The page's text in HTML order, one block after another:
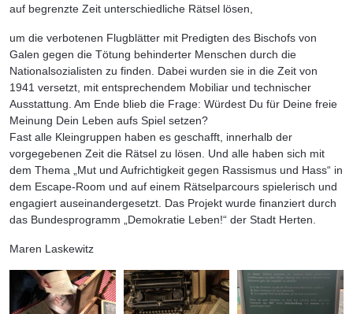
auf begrenzte Zeit unterschiedliche Rätsel lösen,
um die verbotenen Flugblätter mit Predigten des Bischofs von
Galen gegen die Tötung behinderter Menschen durch die
Nationalsozialisten zu finden. Dabei wurden sie in die Zeit von
1941 versetzt, mit entsprechendem Mobiliar und technischer
Ausstattung. Am Ende blieb die Frage: Würdest Du für Deine freie
Meinung Dein Leben aufs Spiel setzen?
Fast alle Kleingruppen haben es geschafft, innerhalb der
vorgegebenen Zeit die Rätsel zu lösen. Und alle haben sich mit
dem Thema „Mut und Aufrichtigkeit gegen Rassismus und Hass“ in
dem Escape-Room und auf einem Rätselparcours spielerisch und
engagiert auseinandergesetzt. Das Projekt wurde finanziert durch
das Bundesprogramm „Demokratie Leben!“ der Stadt Herten.
Maren Laskewitz